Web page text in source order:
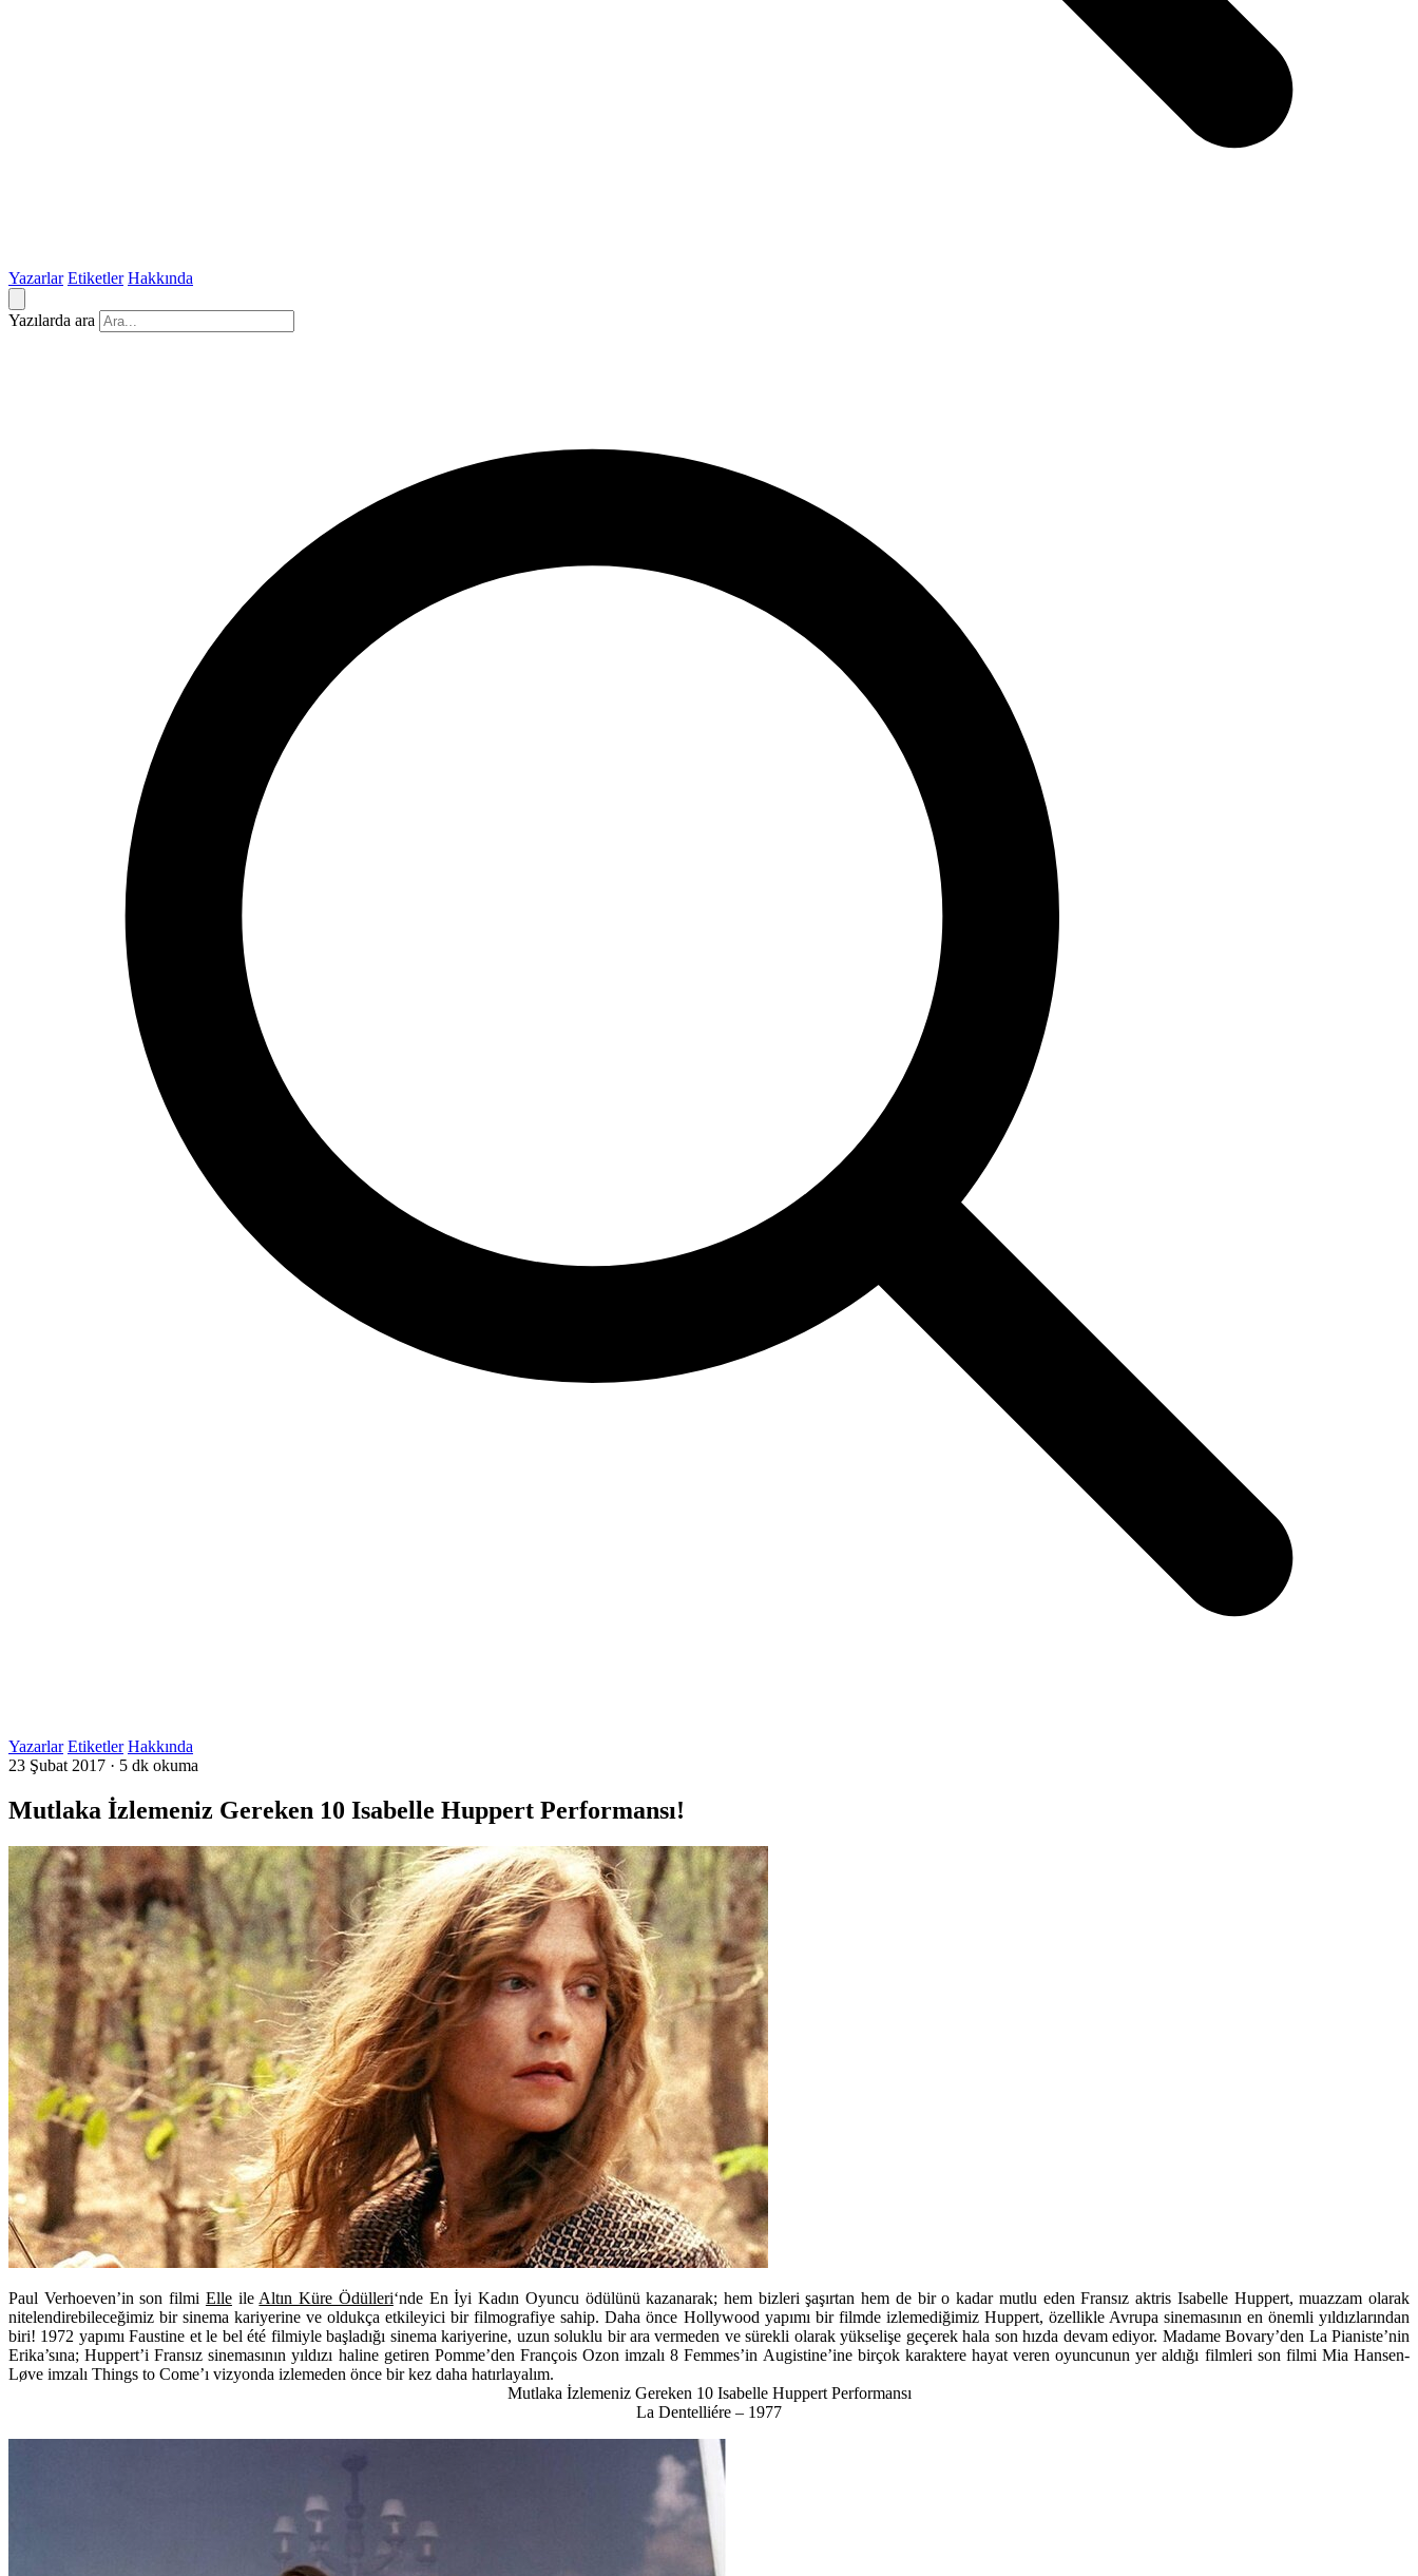
Yazarlar Etiketler Hakkında
Yazılarda ara
Yazarlar Etiketler Hakkında
23 Şubat 2017 · 5 dk okuma
Mutlaka İzlemeniz Gereken 10 Isabelle Huppert Performansı!
Paul Verhoeven’in son filmi Elleile Altın Küre Ödülleri‘nde En İyi Kadın Oyuncu ödülünü kazanarak; hem bizleri şaşırtan hem de bir o kadar mutlu eden Fransız aktris Isabelle Huppert, muazzam olarak
nitelendirebileceğimiz bir sinema kariyerine ve oldukça etkileyici bir filmografiye sahip. Daha önce Hollywood yapımı bir filmde izlemediğimiz Huppert, özellikle Avrupa sinemasının en önemli yıldızlarından
biri! 1972 yapımı Faustine et le bel été filmiyle başladığı sinema kariyerine, uzun soluklu bir ara vermeden ve sürekli olarak yükselişe geçerek hala son hızda devam ediyor. Madame Bovary’den La Pianiste’nin
Erika’sına; Huppert’i Fransız sinemasının yıldızı haline getiren Pomme’den François Ozon imzalı 8 Femmes’in Augistine’ine birçok karaktere hayat veren oyuncunun yer aldığı filmleri son filmi Mia Hansen-
Løve imzalı Things to Come’ı vizyonda izlemeden önce bir kez daha hatırlayalım.
Mutlaka İzlemeniz Gereken 10 Isabelle Huppert Performansı
La Dentelliére – 1977